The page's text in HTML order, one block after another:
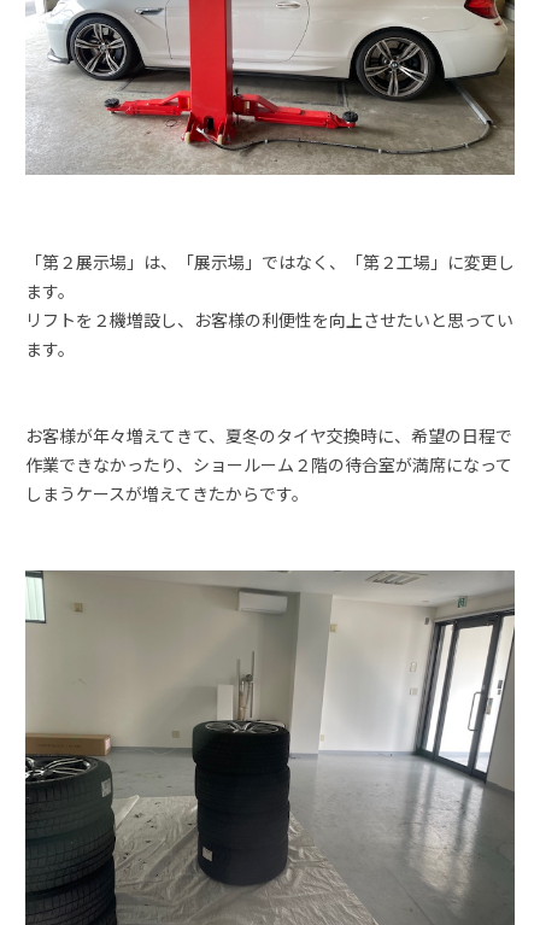
「第２展示場」は、「展示場」ではなく、「第２工場」に変更し
ます。
リフトを２機増設し、お客様の利便性を向上させたいと思ってい
ます。
お客様が年々増えてきて、夏冬のタイヤ交換時に、希望の日程で
作業できなかったり、ショールーム２階の待合室が満席になって
しまうケースが増えてきたからです。